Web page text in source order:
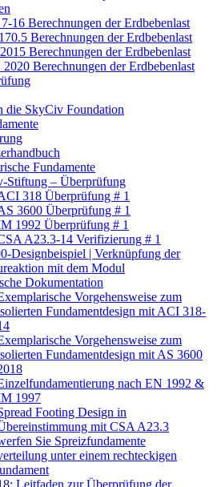
16 Berechnungen der Erdbebenlast
Berechnungen der Erdbebenlast
Berechnungen der Erdbebenlast
Berechnungen der Erdbebenlast
die SkyCiv Foundation
Fundamente
Stiftung – Überprüfung
318 Überprüfung # 1
3600 Überprüfung # 1
1992 Überprüfung # 1
A23.3-14 Verifizierung # 1
Designbeispiel | Verknüpfung der
mit dem Modul
Dokumentation
Vorgehensweise zum
Fundamentdesign mit ACI 318-
Vorgehensweise zum
Fundamentdesign mit AS 3600
nach EN 1992 &
1997
Footing Design in
mit CSA A23.3
Sie Spreizfundamente
unter einem rechteckigen